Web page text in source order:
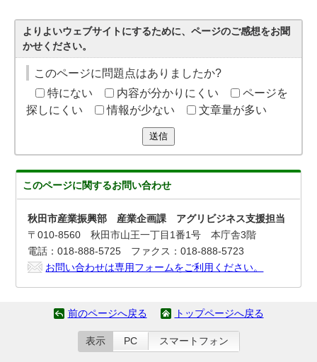
よりよいウェブサイトにするために、ページのご感想をお聞
かせください。
このページに問題点はありましたか?
特にない
内容が分かりにくい
ページを
探しにくい
情報が少ない 文章量が多い
送信
このページに関するお問い合わせ
秋田市産業振興部 産業企画課 アグリビジネス支援担当
〒010-8560 秋田市山王一丁目1番1号 本庁舎3階
電話：018-888-5725 ファクス：018-888-5723
お問い合わせは専用フォームをご利用ください。
前のページへ戻る トップページへ戻る
表示 PC スマートフォン